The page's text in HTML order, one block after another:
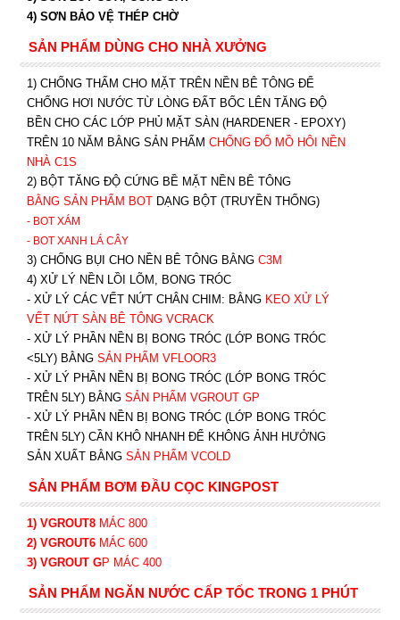
4) SƠN BẢO VỆ THÉP CHỜ
SẢN PHẨM DÙNG CHO NHÀ XƯỞNG
1) CHỐNG THẤM CHO MẶT TRÊN NỀN BÊ TÔNG ĐỂ
CHỐNG HƠI NƯỚC TỪ LÒNG ĐẤT BỐC LÊN TĂNG ĐỘ
BỀN CHO CÁC LỚP PHỦ MẶT SÀN (HARDENER - EPOXY)
TRÊN 10 NĂM BẰNG SẢN PHẨM CHỐNG ĐỔ MỒ HÔI NỀN
NHÀ C1S
2) BỘT TĂNG ĐỘ CỨNG BỀ MẶT NỀN BÊ TÔNG
BẰNG SẢN PHẨM BOTDẠNG BỘT (TRUYỀN THỐNG)
- BOT XÁM
- BOT XANH LÁ CÂY
3) CHỐNG BỤI CHO NỀN BÊ TÔNG BẰNG C3M
4) XỬ LÝ NỀN LỒI LÕM, BONG TRÓC
- XỬ LÝ CÁC VẾT NỨT CHÂN CHIM: BẰNG KEO XỬ LÝ
VẾT NỨT SÀN BÊ TÔNG VCRACK
- XỬ LÝ PHẦN NỀN BỊ BONG TRÓC (LỚP BONG TRÓC
<5LY) BẰNG SẢN PHẨM VFLOOR3
- XỬ LÝ PHẦN NỀN BỊ BONG TRÓC (LỚP BONG TRÓC
TRÊN 5LY) BẰNG SẢN PHẨM VGROUT GP
- XỬ LÝ PHẦN NỀN BỊ BONG TRÓC (LỚP BONG TRÓC
TRÊN 5LY) CẦN KHÔ NHANH ĐỂ KHÔNG ẢNH HƯỞNG
SẢN XUẤT BẰNG SẢN PHẨM VCOLD
SẢN PHẨM BƠM ĐẦU CỌC KINGPOST
1) VGROUT8 MÁC 800
2) VGROUT6MÁC 600
3) VGROUT GP MÁC 400
SẢN PHẨM NGĂN NƯỚC CẤP TỐC TRONG 1 PHÚT